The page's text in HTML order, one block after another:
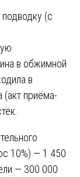
(с
в обжимной
в
(акт приёма-
10%) — 1 450
— 300 000